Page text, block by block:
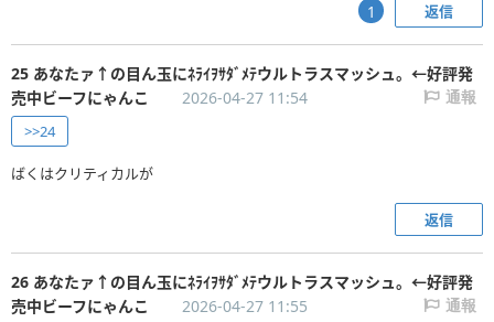
返信
1
25 あなたァ↑の目ん玉にﾈﾗｲｦｻﾀﾞﾒﾃウルトラスマッシュ。←好評発
売中ビーフにゃんこ
2026-04-27 11:54 通報
>>24
ばくはクリティカルが
返信
26 あなたァ↑の目ん玉にﾈﾗｲｦｻﾀﾞﾒﾃウルトラスマッシュ。←好評発
売中ビーフにゃんこ
2026-04-27 11:55 通報